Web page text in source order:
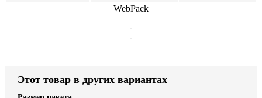
WebPack
Этот товар в других вариантах